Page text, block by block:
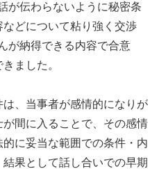
が伝わらないように秘密条
どについて粘り強く交渉
が納得できる内容で合意
ました。
、当事者が感情的になりが
間に入ることで、その感情
に妥当な範囲での条件・内
果として話し合いでの早期